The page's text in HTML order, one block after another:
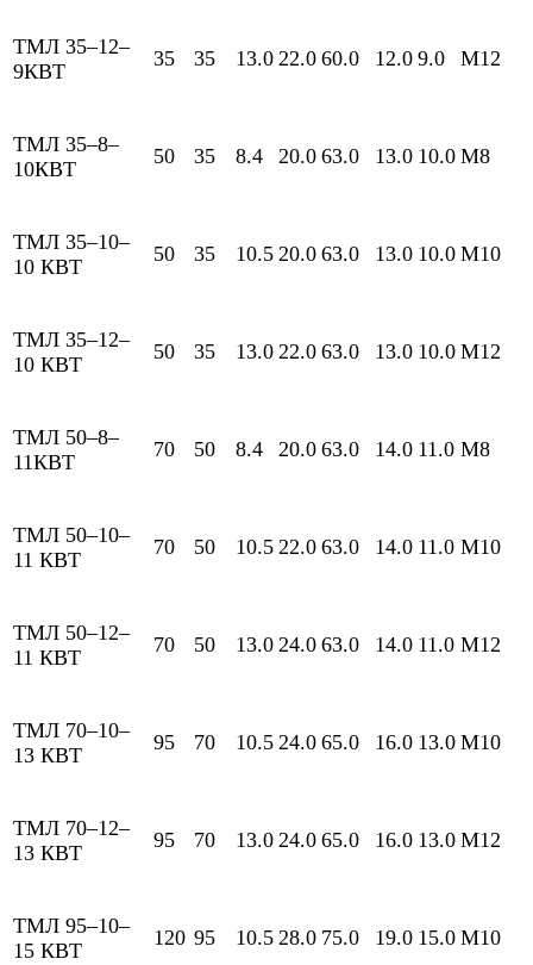
ТМЛ 35–12–
9КВТ
35 35 13.0 22.0 60.0 12.0 9.0 М12
ТМЛ 35–8–
10КВТ
50 35 8.4 20.0 63.0 13.0 10.0 М8
ТМЛ 35–10–
10 КВТ
50 35 10.5 20.0 63.0 13.0 10.0 М10
ТМЛ 35–12–
10 КВТ
50 35 13.0 22.0 63.0 13.0 10.0 М12
ТМЛ 50–8–
11КВТ
70 50 8.4 20.0 63.0 14.0 11.0 М8
ТМЛ 50–10–
11 КВТ
70 50 10.5 22.0 63.0 14.0 11.0 М10
ТМЛ 50–12–
11 КВТ
70 50 13.0 24.0 63.0 14.0 11.0 М12
ТМЛ 70–10–
13 КВТ
95 70 10.5 24.0 65.0 16.0 13.0 М10
ТМЛ 70–12–
13 КВТ
95 70 13.0 24.0 65.0 16.0 13.0 М12
ТМЛ 95–10–
15 КВТ
120 95 10.5 28.0 75.0 19.0 15.0 М10